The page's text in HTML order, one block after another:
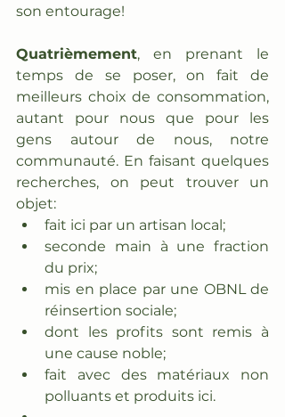
son entourage!
Quatrièmement, en prenant le
temps de se poser, on fait de
meilleurs choix de consommation,
autant pour nous que pour les
gens autour de nous, notre
communauté. En faisant quelques
recherches, on peut trouver un
objet:
fait ici par un artisan local;
seconde main à une fraction
du prix;
mis en place par une OBNL de
réinsertion sociale;
dont les profits sont remis à
une cause noble;
fait avec des matériaux non
polluants et produits ici.